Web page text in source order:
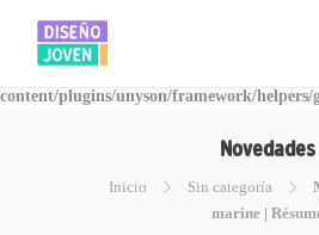
Warning: Invalid argument supplied for
/www/disegnojoven.com.ar/htdocs/wp-
content/plugins/unyson/framework/helpers/
Novedades
Inicio Sin categoría
marine |